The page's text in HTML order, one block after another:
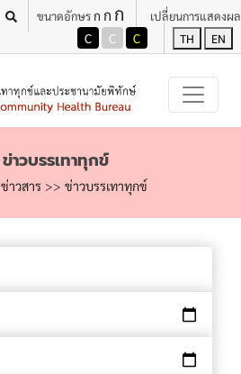
ขนาดอักษรก ก ก เปลี่ยนการแสดงผล
C C C TH EN
ข่าวบรรเทาทุกข์
ข่าวสาร >> ข่าวบรรเทาทุกข์